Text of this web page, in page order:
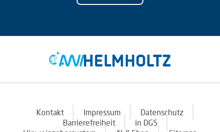
Kontakt Impressum
Datenschutz
Barrierefreiheit
in DGS